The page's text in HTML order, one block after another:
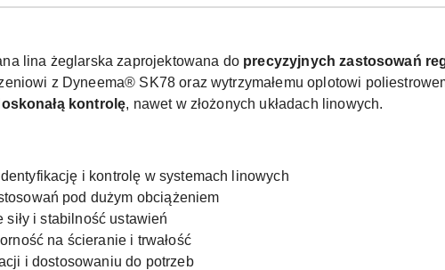
lina żeglarska zaprojektowana do precyzyjnych zastosowań
z Dyneema® SK78 oraz wytrzymałemu oplotowi
kontrolę, nawet w złożonych układach linowych.
i kontrolę w systemach linowych
pod dużym obciążeniem
i stabilność ustawień
na ścieranie i trwałość
i dostosowaniu do potrzeb